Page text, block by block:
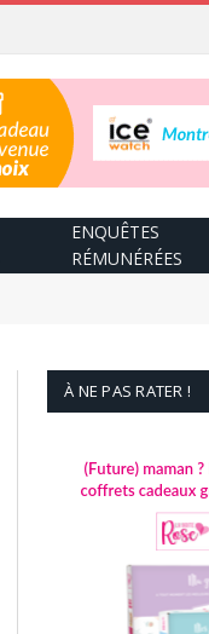
ENQUÊTES
RÉMUNÉRÉES
À NE PAS RATER !